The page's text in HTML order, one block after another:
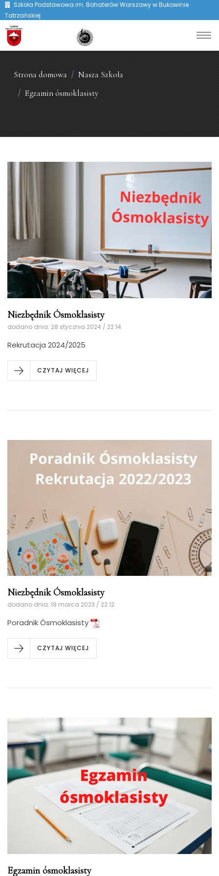
Szkoła Podstawowa im. Bohaterów Warszawy w Bukowinie
Tatrzańskiej
Strona domowa
Nasza Szkoła
Egzamin ósmoklasisty
Niezbędnik Ósmoklasisty
dodano dnia: 28 stycznia 2024 / 22:14
Rekrutacja 2024/2025
CZYTAJ WIĘCEJ
Niezbędnik Ósmoklasisty
dodano dnia: 19 marca 2023 / 22:12
Poradnik Ósmoklasisty
CZYTAJ WIĘCEJ
Egzamin ósmoklasisty